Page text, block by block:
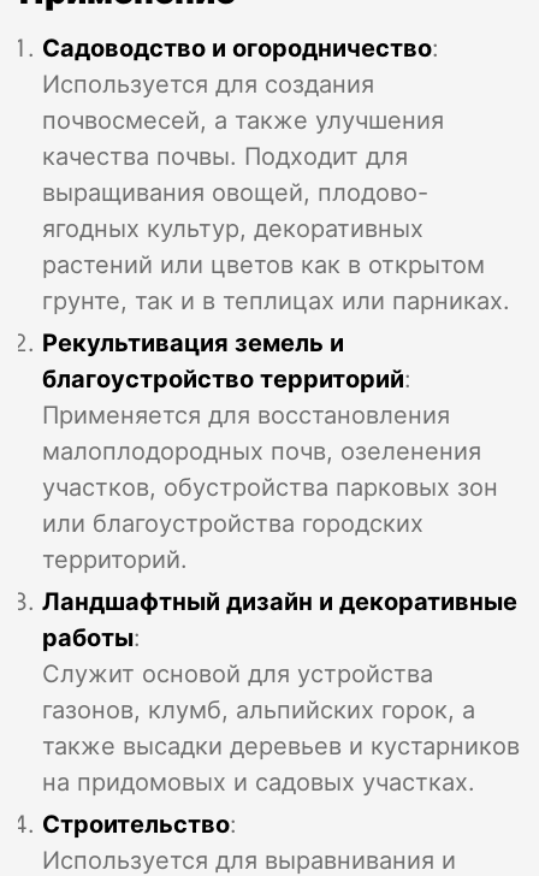
Садоводство и огородничество:
Используется для создания
почвосмесей, а также улучшения
качества почвы. Подходит для
выращивания овощей, плодово-
ягодных культур, декоративных
растений или цветов как в открытом
грунте, так и в теплицах или парниках.
Рекультивация земель и
благоустройство территорий:
Применяется для восстановления
малоплодородных почв, озеленения
участков, обустройства парковых зон
или благоустройства городских
территорий.
Ландшафтный дизайн и декоративные
работы:
Служит основой для устройства
газонов, клумб, альпийских горок, а
также высадки деревьев и кустарников
на придомовых и садовых участках.
Строительство:
Используется для выравнивания и